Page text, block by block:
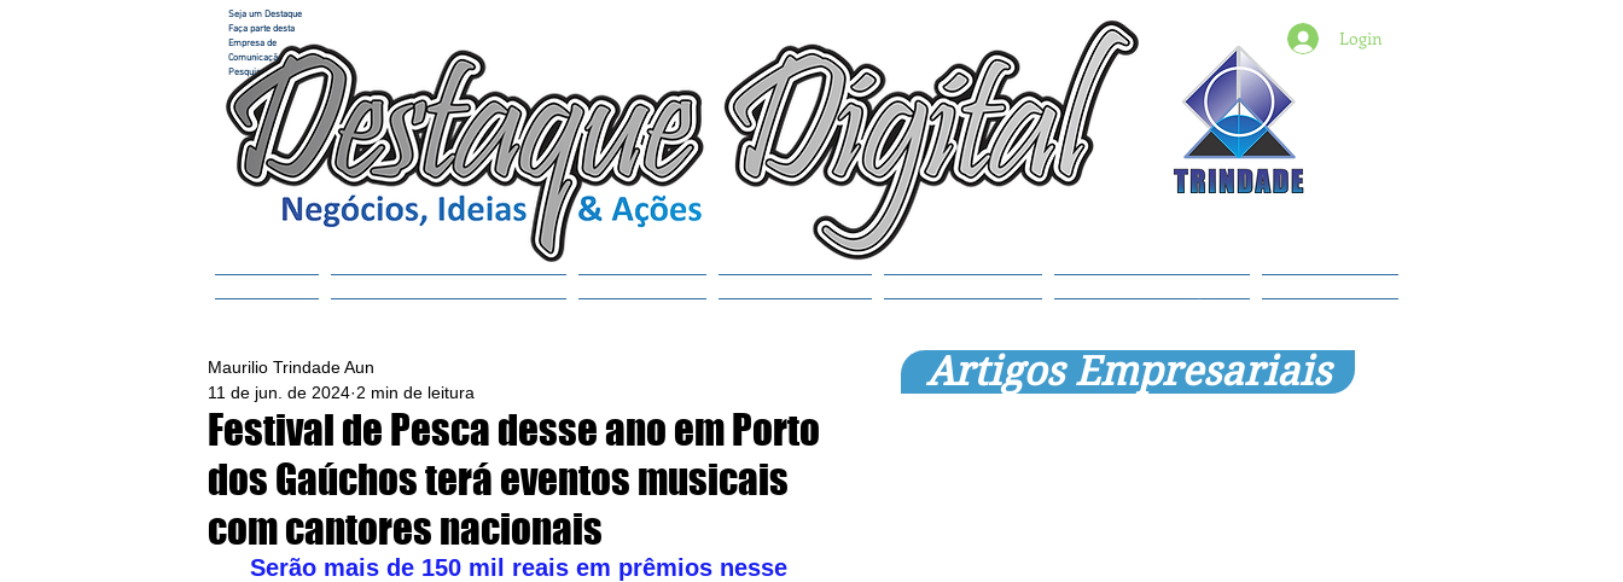
Seja um Destaque
Faça parte desta
Empresa de
Comunicação e
Pesquisa
Login
Festival de Pesca desse ano em Porto
dos Gaúchos terá eventos musicais
com cantores nacionais
Maurilio Trindade Aun
11 de jun. de 2024 2 min de leitura
Serão mais de 150 mil reais em prêmios nesse
Artigos Empresariais